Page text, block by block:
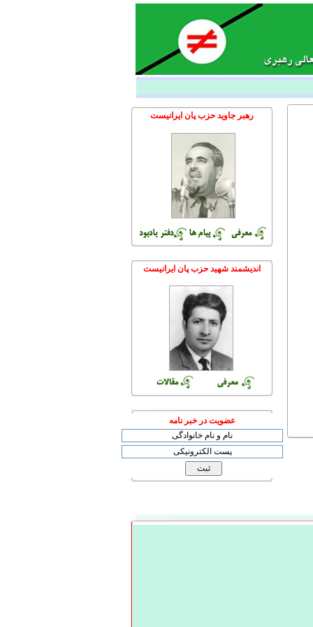
رهبر جاوید حزب پان ایرانیست
اندیشمند شهید حزب پان ایرانیست
عضویت در خبر نامه